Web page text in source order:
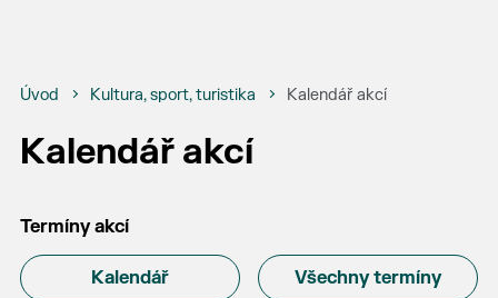
Úvod Kultura, sport, turistika Kalendář akcí
Kalendář akcí
Termíny akcí
Kalendář Všechny termíny